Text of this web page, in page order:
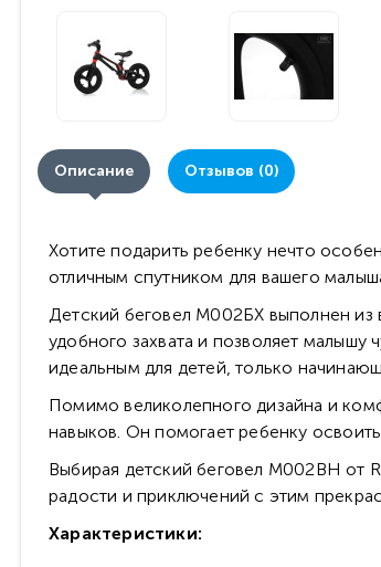
Описание Отзывов (0)
Хотите подарить ребенку нечто
отличным спутником для вашего
Детский беговел М002БХ выполнен из
удобного захвата и позволяет
идеальным для детей, только
Помимо великолепного дизайна и
навыков. Он помогает ребенку
Выбирая детский беговел M002BH от
радости и приключений с этим
Характеристики: